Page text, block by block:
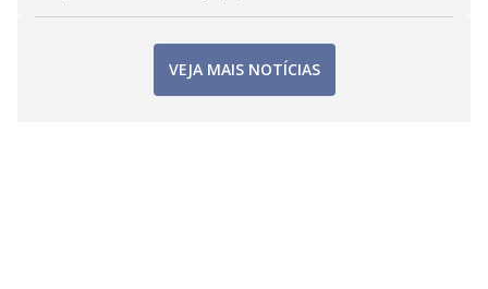
VEJA MAIS NOTÍCIAS